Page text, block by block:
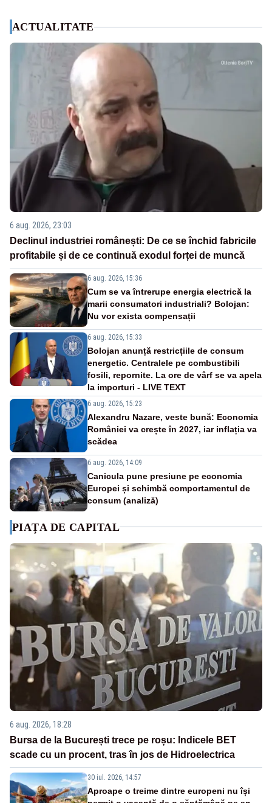
ACTUALITATE
6 aug. 2026, 23:03
Declinul industriei românești: De ce se închid fabricile
profitabile și de ce continuă exodul forței de muncă
6 aug. 2026, 15:36
Cum se va întrerupe energia electrică la
marii consumatori industriali? Bolojan:
Nu vor exista compensații
6 aug. 2026, 15:33
Bolojan anunță restricțiile de consum
energetic. Centralele pe combustibili
fosili, repornite. La ore de vârf se va apela
la importuri - LIVE TEXT
6 aug. 2026, 15:23
Alexandru Nazare, veste bună: Economia
României va crește în 2027, iar inflația va
scădea
6 aug. 2026, 14:09
Canicula pune presiune pe economia
Europei și schimbă comportamentul de
consum (analiză)
PIAȚA DE CAPITAL
6 aug. 2026, 18:28
Bursa de la București trece pe roșu: Indicele BET
scade cu un procent, tras în jos de Hidroelectrica
30 iul. 2026, 14:57
Aproape o treime dintre europeni nu își